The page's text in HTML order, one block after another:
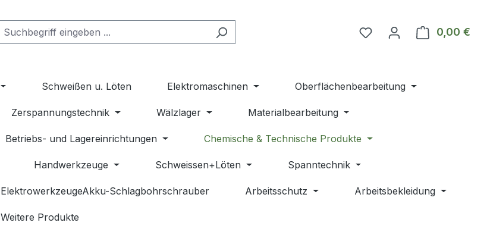
Du hast 0 Produkte auf
0,00 €
Schweißen u. Löten Elektromaschinen Oberflächenbearbeitung
Zerspannungstechnik Wälzlager Materialbearbeitung
Betriebs- und Lagereinrichtungen Chemische & Technische Produkte
Handwerkzeuge Schweissen+Löten Spanntechnik
ElektrowerkzeugeAkku-Schlagbohrschrauber Arbeitsschutz Arbeitsbekleidung
Weitere Produkte